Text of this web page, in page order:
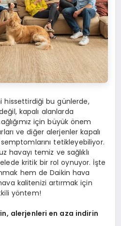
hissettirdiği bu günlerde,
kapalı alanlarda
için büyük önem
ve diğer alerjenler kapalı
tetikleyebiliyor.
havayı temiz ve sağlıklı
kritik bir rol oynuyor. İşte
hem de Daikin hava
kalitenizi artırmak için
yöntem!
alerjenleri en aza indirin